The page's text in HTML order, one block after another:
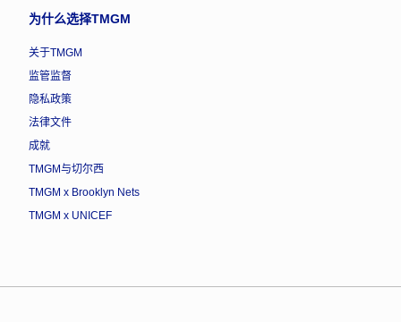
为什么选择TMGM
关于TMGM
监管监督
隐私政策
法律文件
成就
TMGM与切尔西
TMGM x Brooklyn Nets
TMGM x UNICEF